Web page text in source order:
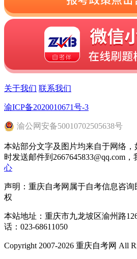
关于我们 联系我们
渝ICP备2020010671号-3
渝公网安备50010702505638号
本站部分文字及图片均来自于网络，
时发送邮件到2667645833@qq.com
心
声明：重庆自考网属于自考信息咨
权
本站地址：重庆市九龙坡区渝州路
话：023-68611050
Copyright 2007-2026 重庆自考网 All